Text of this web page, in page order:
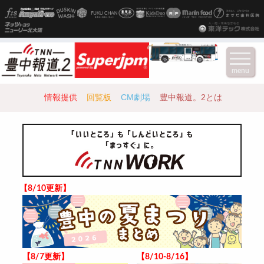
情報提供 回覧板 CM劇場 豊中報道。2とは
【8/10更新】
【8/7更新】 【8/10-8/16】
menu